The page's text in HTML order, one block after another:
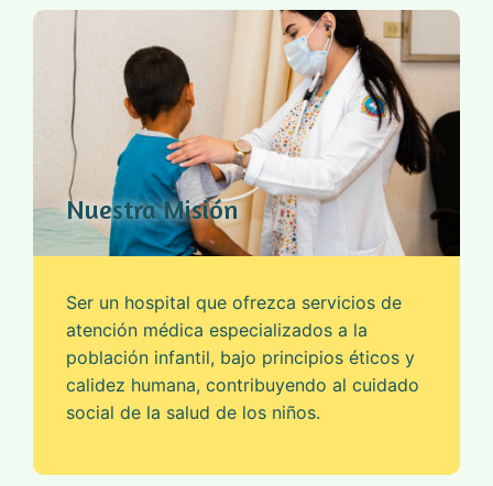
Nuestra Misión
Ser un hospital que ofrezca servicios de
atención médica especializados a la
población infantil, bajo principios éticos y
calidez humana, contribuyendo al cuidado
social de la salud de los niños.